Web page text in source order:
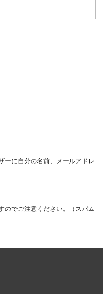
ーに自分の名前、メールアドレ
のでご注意ください。（スパム